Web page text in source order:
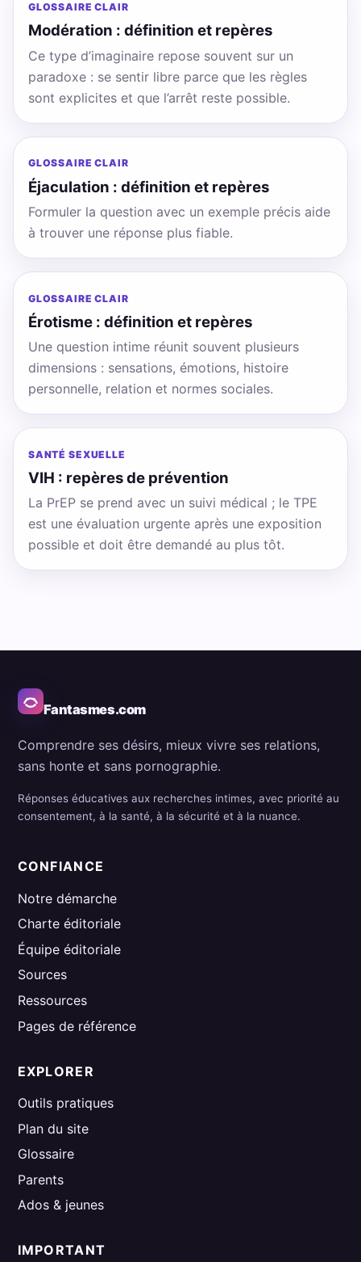
GLOSSAIRE CLAIR
Modération : définition et repères
Ce type d’imaginaire repose souvent sur un
paradoxe : se sentir libre parce que les règles
sont explicites et que l’arrêt reste possible.
GLOSSAIRE CLAIR
Éjaculation : définition et repères
Formuler la question avec un exemple précis aide
à trouver une réponse plus fiable.
GLOSSAIRE CLAIR
Érotisme : définition et repères
Une question intime réunit souvent plusieurs
dimensions : sensations, émotions, histoire
personnelle, relation et normes sociales.
SANTÉ SEXUELLE
VIH : repères de prévention
La PrEP se prend avec un suivi médical ; le TPE
est une évaluation urgente après une exposition
possible et doit être demandé au plus tôt.
Fantasmes.com
Comprendre ses désirs, mieux vivre ses relations,
sans honte et sans pornographie.
Réponses éducatives aux recherches intimes, avec priorité au
consentement, à la santé, à la sécurité et à la nuance.
CONFIANCE
Notre démarche
Charte éditoriale
Équipe éditoriale
Sources
Ressources
Pages de référence
EXPLORER
Outils pratiques
Plan du site
Glossaire
Parents
Ados & jeunes
IMPORTANT